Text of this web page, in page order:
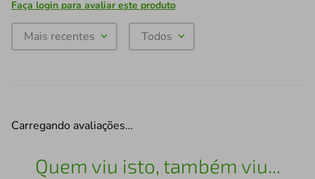
Faça login para avaliar este produto
Mais recentes Todos
Carregando avaliações…
Quem viu isto, também viu...